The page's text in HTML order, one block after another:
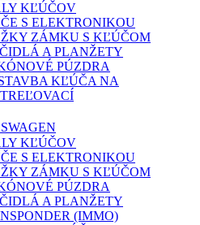
KĽÚČOV
S ELEKTRONIKOU
ZÁMKU S KĽÚČOM
A PLANŽETY
PÚZDRA
KĽÚČA NA
KĽÚČOV
S ELEKTRONIKOU
ZÁMKU S KĽÚČOM
PÚZDRA
A PLANŽETY
(IMMO)